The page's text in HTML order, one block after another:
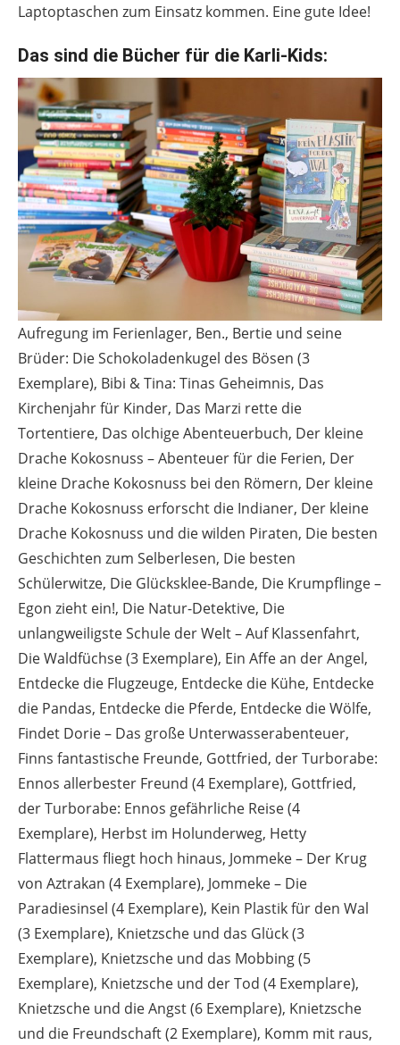
Laptoptaschen zum Einsatz kommen. Eine gute Idee!
Das sind die Bücher für die Karli-Kids:
Aufregung im Ferienlager, Ben., Bertie und seine
Brüder: Die Schokoladenkugel des Bösen (3
Exemplare), Bibi & Tina: Tinas Geheimnis, Das
Kirchenjahr für Kinder, Das Marzi rette die
Tortentiere, Das olchige Abenteuerbuch, Der kleine
Drache Kokosnuss – Abenteuer für die Ferien, Der
kleine Drache Kokosnuss bei den Römern, Der kleine
Drache Kokosnuss erforscht die Indianer, Der kleine
Drache Kokosnuss und die wilden Piraten, Die besten
Geschichten zum Selberlesen, Die besten
Schülerwitze, Die Glücksklee-Bande, Die Krumpflinge –
Egon zieht ein!, Die Natur-Detektive, Die
unlangweiligste Schule der Welt – Auf Klassenfahrt,
Die Waldfüchse (3 Exemplare), Ein Affe an der Angel,
Entdecke die Flugzeuge, Entdecke die Kühe, Entdecke
die Pandas, Entdecke die Pferde, Entdecke die Wölfe,
Findet Dorie – Das große Unterwasserabenteuer,
Finns fantastische Freunde, Gottfried, der Turborabe:
Ennos allerbester Freund (4 Exemplare), Gottfried,
der Turborabe: Ennos gefährliche Reise (4
Exemplare), Herbst im Holunderweg, Hetty
Flattermaus fliegt hoch hinaus, Jommeke – Der Krug
von Aztrakan (4 Exemplare), Jommeke – Die
Paradiesinsel (4 Exemplare), Kein Plastik für den Wal
(3 Exemplare), Knietzsche und das Glück (3
Exemplare), Knietzsche und das Mobbing (5
Exemplare), Knietzsche und der Tod (4 Exemplare),
Knietzsche und die Angst (6 Exemplare), Knietzsche
und die Freundschaft (2 Exemplare), Komm mit raus,